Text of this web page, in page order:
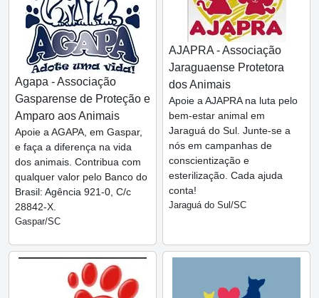
Agapa - Associação
Gasparense de Proteção e
Amparo aos Animais
Apoie a AGAPA, em Gaspar,
e faça a diferença na vida
dos animais. Contribua com
qualquer valor pelo Banco do
Brasil: Agência 921-0, C/c
28842-X.
Gaspar/SC
AJAPRA - Associação
Jaraguaense Protetora
dos Animais
Apoie a AJAPRA na luta pelo
bem-estar animal em
Jaraguá do Sul. Junte-se a
nós em campanhas de
conscientização e
esterilização. Cada ajuda
conta!
Jaraguá do Sul/SC